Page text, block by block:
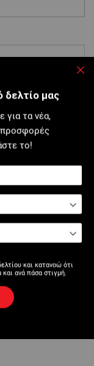
δελτίο μας
για τα νέα,
προσφορές
το!
και κατανοώ ότι
ανά πάσα στιγμή.